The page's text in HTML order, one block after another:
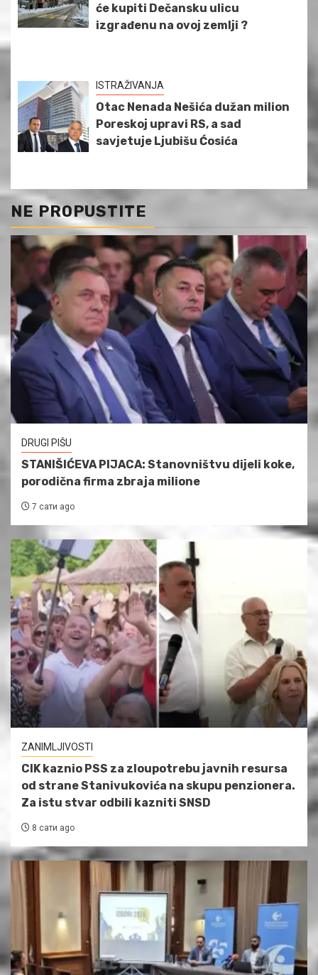
će kupiti Dečansku ulicu
izgrađenu na ovoj zemlji ?
ISTRAŽIVANJA
Otac Nenada Nešića dužan milion
Poreskoj upravi RS, a sad
savjetuje Ljubišu Ćosića
NE PROPUSTITE
DRUGI PIŠU
STANIŠIĆEVA PIJACA: Stanovništvu dijeli koke,
porodična firma zbraja milione
7 сати ago
ZANIMLJIVOSTI
CIK kaznio PSS za zloupotrebu javnih resursa
od strane Stanivukovića na skupu penzionera.
Za istu stvar odbili kazniti SNSD
8 сати ago